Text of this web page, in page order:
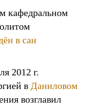
кафедральном
в сан
2012 г.
в Даниловом
возглавил